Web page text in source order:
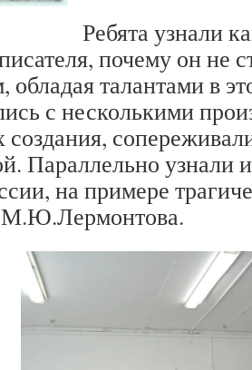
Ребята узнали
почему он не
обладая талантами в
с несколькими
создания,
Параллельно узнали
на примере